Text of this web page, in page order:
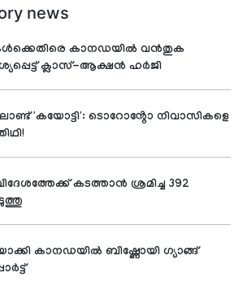
news
കാനഡയിൽ വൻതുക
ക്ലാസ്-ആക്ഷൻ ഹർജി
'കയോട്ടി': ടൊറോൻ്റോ നിവാസികളെ
കടത്താൻ ശ്രമിച്ച 392
കാനഡയില്‍ ബിഷ്ണോയി ഗ്യാങ്ങ്